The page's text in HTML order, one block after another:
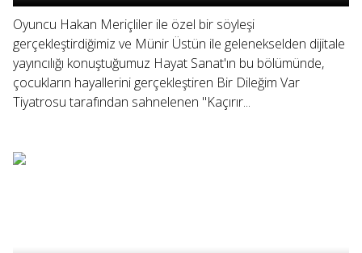
Oyuncu Hakan Meriçliler ile özel bir söyleşi
gerçekleştirdiğimiz ve Münir Üstün ile gelenekselden dijitale
yayıncılığı konuştuğumuz Hayat Sanat'ın bu bölümünde,
çocukların hayallerini gerçekleştiren Bir Dileğim Var
Tiyatrosu tarafından sahnelenen "Kaçırır...